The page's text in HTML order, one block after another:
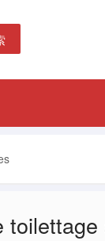
toilettage